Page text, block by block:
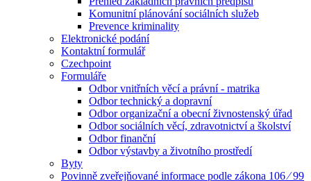
Komunitní plánování sociálních služeb
Prevence kriminality
Elektronické podání
Kontaktní formulář
Czechpoint
Formuláře
Odbor vnitřních věcí a právní - matrika
Odbor technický a dopravní
Odbor organizační a obecní živnostenský úřad
Odbor sociálních věcí, zdravotnictví a školství
Odbor finanční
Odbor výstavby a životního prostředí
Byty
Povinně zveřejňované informace podle zákona 106 ⁄ 99